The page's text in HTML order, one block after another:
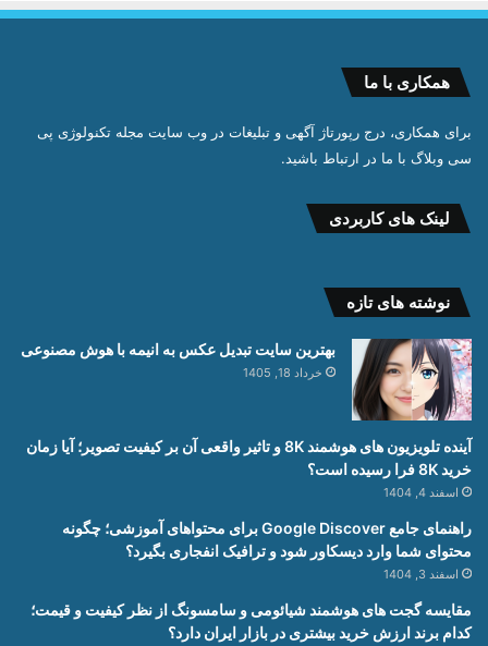
همکاری با ما
برای همکاری، درج رپورتاژ آگهی و تبلیغات در وب سایت مجله تکنولوژی پی
سی وبلاگ با ما در ارتباط باشید.
لینک های کاربردی
نوشته های تازه
بهترین سایت تبدیل عکس به انیمه با هوش مصنوعی
خرداد 18, 1405
آینده تلویزیون های هوشمند 8K و تاثیر واقعی آن بر کیفیت تصویر؛ آیا زمان
خرید 8K فرا رسیده است؟
اسفند 4, 1404
راهنمای جامع Google Discover برای محتواهای آموزشی؛ چگونه
محتوای شما وارد دیسکاور شود و ترافیک انفجاری بگیرد؟
اسفند 3, 1404
مقایسه گجت های هوشمند شیائومی و سامسونگ از نظر کیفیت و قیمت؛
کدام برند ارزش خرید بیشتری در بازار ایران دارد؟